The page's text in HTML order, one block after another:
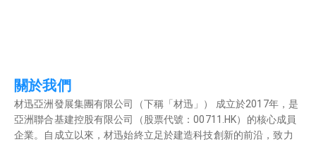
關於我們
材迅亞洲發展集團有限公司（下稱「材迅」） 成立於2017年，是
亞洲聯合基建控股有限公司（股票代號：00711.HK）的核心成員
企業。自成立以來，材迅始終立足於建造科技創新的前沿，致力